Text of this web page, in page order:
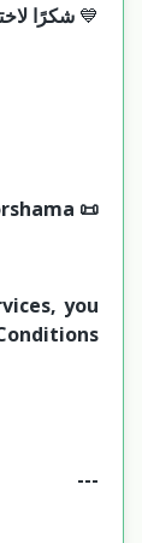
💙 شكرًا
📜 Terms and Conditions – Borshama
you
---